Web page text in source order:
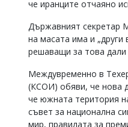
че иранците отчаяно
Държавният секретар
на масата има и
решаващи за това
Междувременно в
(КСОИ) обяви, че нова
че южната територия
съвет за национална
мир, правилата за